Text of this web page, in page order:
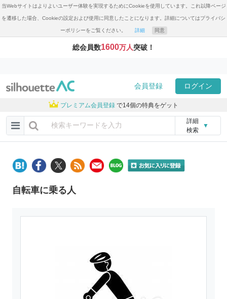
当Webサイトはよりよいユーザー体験を実現するためにCookieを使用しています。これ以降ページ
を遷移した場合、Cookieの設定および使用に同意したことになります。詳細についてはプライバシ
ーポリシーをご覧ください。 詳細 同意
総会員数1600万人突破！
会員登録 ログイン
プレミアム会員登録 で14個の特典をゲット
詳細
検索
▼
自転車に乗る人